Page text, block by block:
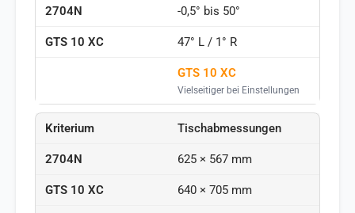
-0,5° bis 50°
47° L / 1° R
GTS 10 XC
Vielseitiger bei Einstellungen
Tischabmessungen
625 × 567 mm
640 × 705 mm